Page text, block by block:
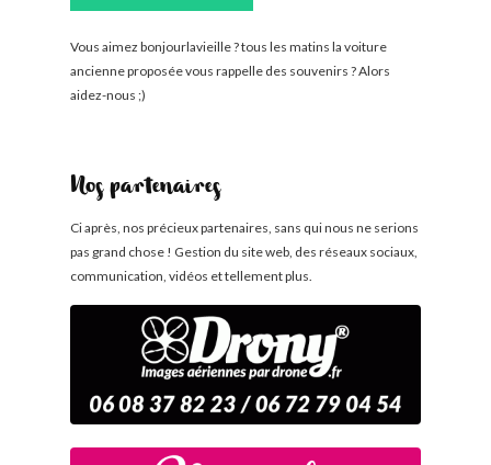
Vous aimez bonjourlavieille ? tous les matins la voiture
ancienne proposée vous rappelle des souvenirs ? Alors
aidez-nous ;)
Nos partenaires
Ci après, nos précieux partenaires, sans qui nous ne serions
pas grand chose ! Gestion du site web, des réseaux sociaux,
communication, vidéos et tellement plus.